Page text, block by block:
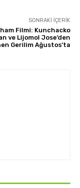
SONRAKI İÇERIK
Filmi: Kunchacko
ve Lijomol Jose’den
Gerilim Ağustos’ta